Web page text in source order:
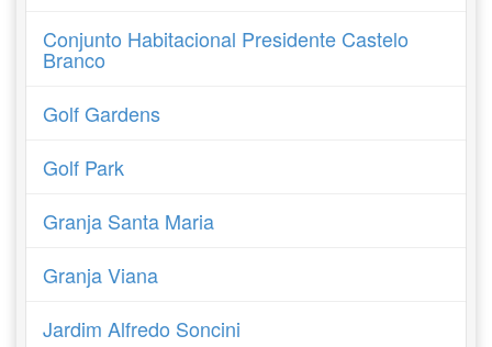
Conjunto Habitacional Presidente Castelo
Branco
Golf Gardens
Golf Park
Granja Santa Maria
Granja Viana
Jardim Alfredo Soncini